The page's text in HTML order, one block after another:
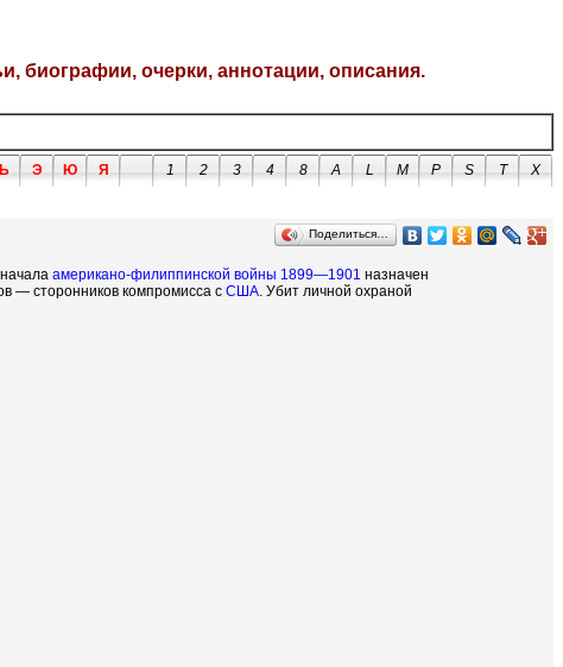
биографии, очерки, аннотации, описания.
Ь Э Ю Я 1 2 3 4 8 A L M P S T
X
Поделиться…
американо-филиппинской войны 1899—1901 назначен
— сторонников компромисса с США. Убит личной охраной